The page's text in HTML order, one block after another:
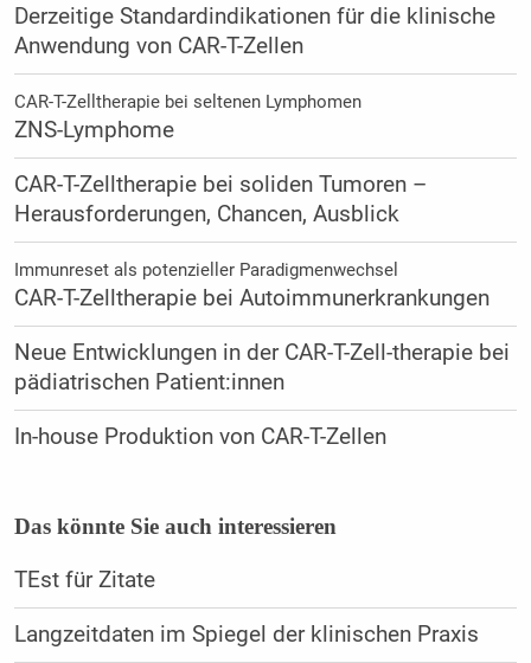
Derzeitige Standardindikationen für die klinische
Anwendung von CAR-T-Zellen
CAR-T-Zelltherapie bei seltenen Lymphomen
ZNS-Lymphome
CAR-T-Zelltherapie bei soliden Tumoren –
Herausforderungen, Chancen, Ausblick
Immunreset als potenzieller Paradigmenwechsel
CAR-T-Zelltherapie bei Autoimmunerkrankungen
Neue Entwicklungen in der CAR-T-Zell-therapie bei
pädiatrischen Patient:innen
In-house Produktion von CAR-T-Zellen
Das könnte Sie auch interessieren
TEst für Zitate
Langzeitdaten im Spiegel der klinischen Praxis